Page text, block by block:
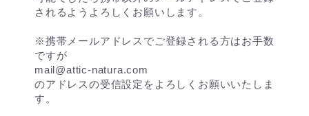
されるようよろしくお願いします。
※携帯メールアドレスでご登録される方はお手数
ですが
mail@attic-natura.com
のアドレスの受信設定をよろしくお願いいたしま
す。